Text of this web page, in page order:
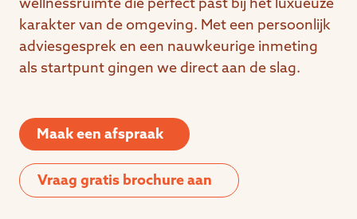
wellnessruimte die perfect past bij het luxueuze
karakter van de omgeving. Met een persoonlijk
adviesgesprek en een nauwkeurige inmeting
als startpunt gingen we direct aan de slag.
Maak een afspraak
Vraag gratis brochure aan